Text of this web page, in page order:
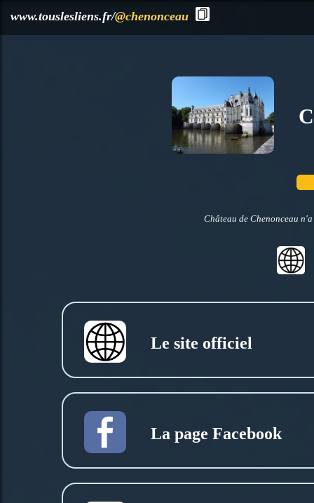
www.touslesliens.fr/@chenonceau
Château de Chenonceau
Le site officiel
La page Facebook